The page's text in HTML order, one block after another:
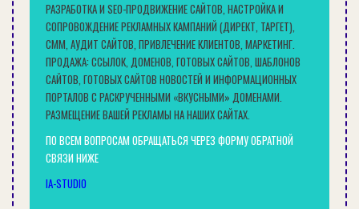
РАЗРАБОТКА И SEO-ПРОДВИЖЕНИЕ САЙТОВ, НАСТРОЙКА И
СОПРОВОЖДЕНИЕ РЕКЛАМНЫХ КАМПАНИЙ (ДИРЕКТ, ТАРГЕТ),
СММ, АУДИТ САЙТОВ, ПРИВЛЕЧЕНИЕ КЛИЕНТОВ, МАРКЕТИНГ.
ПРОДАЖА: ССЫЛОК, ДОМЕНОВ, ГОТОВЫХ САЙТОВ, ШАБЛОНОВ
САЙТОВ, ГОТОВЫХ САЙТОВ НОВОСТЕЙ И ИНФОРМАЦИОННЫХ
ПОРТАЛОВ С РАСКРУЧЕННЫМИ «ВКУСНЫМИ» ДОМЕНАМИ.
РАЗМЕЩЕНИЕ ВАШЕЙ РЕКЛАМЫ НА НАШИХ САЙТАХ.
ПО ВСЕМ ВОПРОСАМ ОБРАЩАТЬСЯ ЧЕРЕЗ ФОРМУ ОБРАТНОЙ
СВЯЗИ НИЖЕ
IA-STUDIO